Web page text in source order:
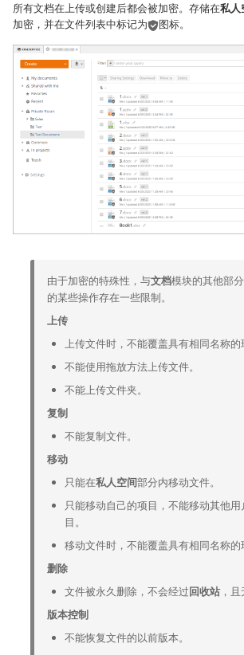
所有文档在上传或创建后都会被加密。存储在私人
加密，并在文件列表中标记为
图标。
由于加密的特殊性，与文档模块的其他部
的某些操作存在一些限制。
上传
上传文件时，不能覆盖具有相同名称的
不能使用拖放方法上传文件。
不能上传文件夹。
复制
不能复制文件。
移动
只能在私人空间部分内移动文件。
只能移动自己的项目，不能移动其他
目。
移动文件时，不能覆盖具有相同名称的
删除
文件被永久删除，不会经过回收站 ，
版本控制
不能恢复文件的以前版本。